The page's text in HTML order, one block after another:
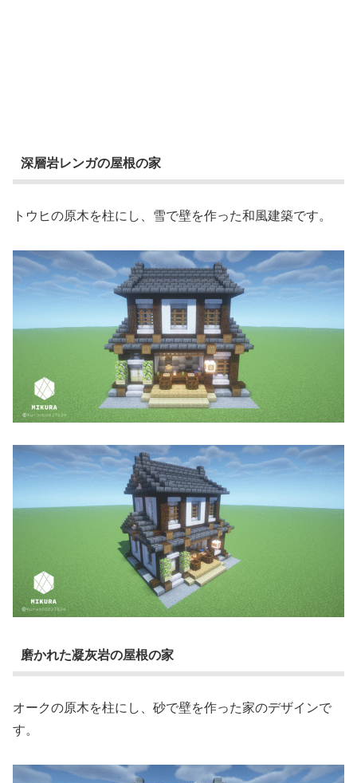
深層岩レンガの屋根の家
トウヒの原木を柱にし、雪で壁を作った和風建築です。
磨かれた凝灰岩の屋根の家
オークの原木を柱にし、砂で壁を作った家のデザインで
す。